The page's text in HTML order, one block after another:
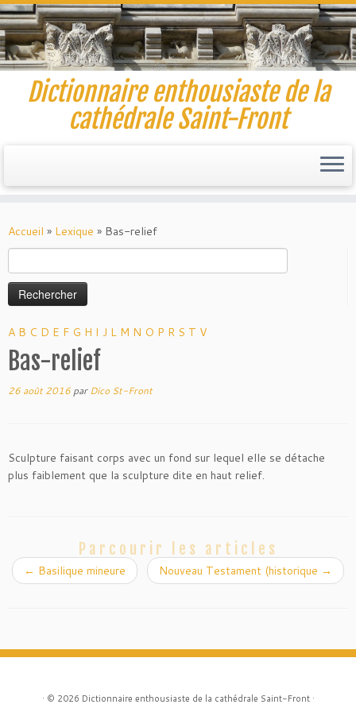
to
content
Dictionnaire enthousiaste de la
cathédrale Saint-Front
Accueil » Lexique » Bas-relief
A B C D E F G H I J L M N O P R S T V
Bas-relief
26 août 2016 parDico St-Front
Sculpture faisant corps avec un fond sur lequel elle se détache
plus faiblement que la sculpture dite en haut relief.
Parcourir les articles
← Basilique mineure Nouveau Testament (historique →
· © 2026 Dictionnaire enthousiaste de la cathédrale Saint-Front·